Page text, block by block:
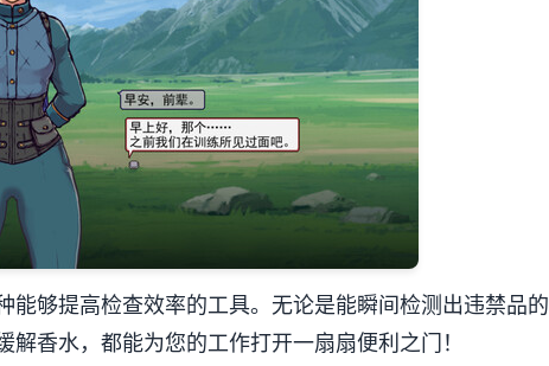
够提高检查效率的工具。无论是能瞬间检测出违禁品的
香水，都能为您的工作打开一扇扇便利之门！